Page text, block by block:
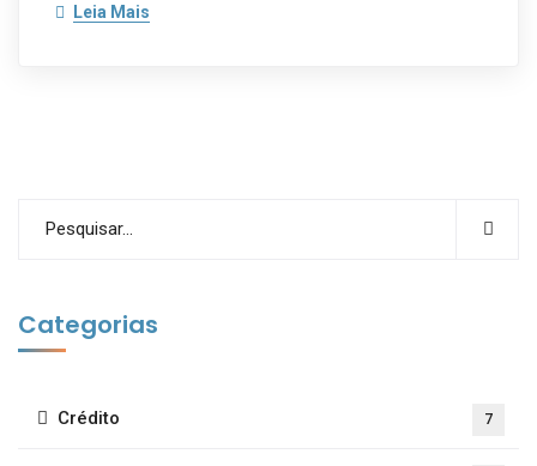
Leia Mais
Categorias
Crédito 7